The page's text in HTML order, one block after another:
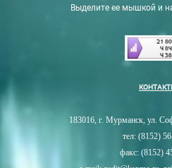
Выделите ее мышкой и
183016, г. Мурманск, ул.
тел: (8152)
факс: (8152)